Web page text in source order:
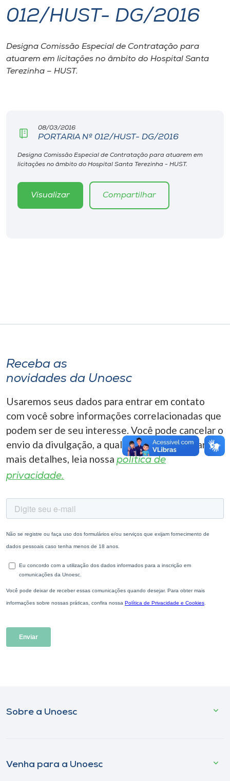
I.nova
Diplomados
Rádio
A+
012/HUST- DG/2016
Designa Comissão Especial de Contratação para
atuarem em licitações no âmbito do Hospital Santa
Terezinha – HUST.
08/03/2016
PORTARIA Nº 012/HUST- DG/2016
Designa Comissão Especial de Contratação para atuarem em
licitações no âmbito do Hospital Santa Terezinha - HUST.
Visualizar Compartilhar
Receba as
novidades da Unoesc
Usaremos seus dados para entrar em contato
com você sobre informações correlacionadas que
podem ser de seu interesse. Você pode cancelar o
envio da divulgação, a qualquer momento. Para
mais detalhes, leia nossa política de
privacidade.
Sobre a Unoesc
Venha para a Unoesc